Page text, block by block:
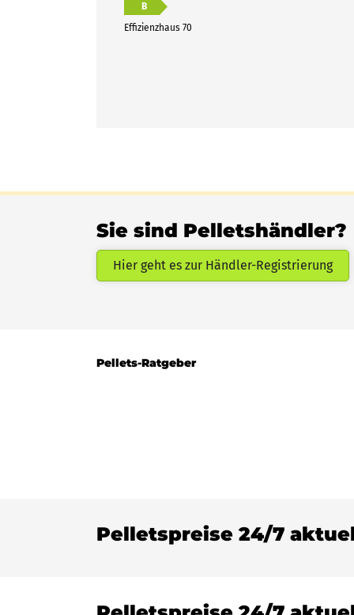
B
Effizienzhaus 70
Sie sind Pelletshändler?
Hier geht es zur Händler-Registrierung
Pellets-Ratgeber
Pelletspreise 24/7